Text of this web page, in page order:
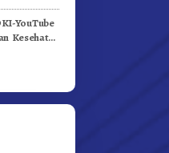
YouTube
Kesehatan